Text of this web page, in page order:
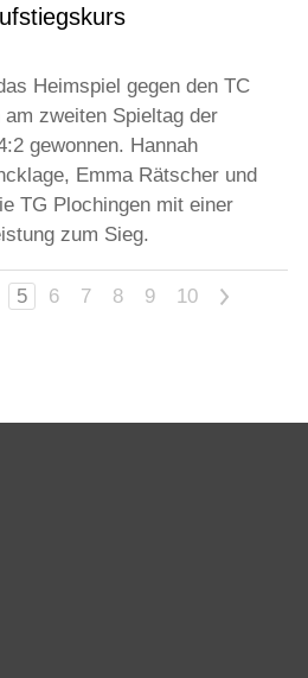
Heimspiel gegen den TC
zweiten Spieltag der
gewonnen. Hannah
Emma Rätscher und
TG Plochingen mit einer
zum Sieg.
5 6 7 8 9 10 >